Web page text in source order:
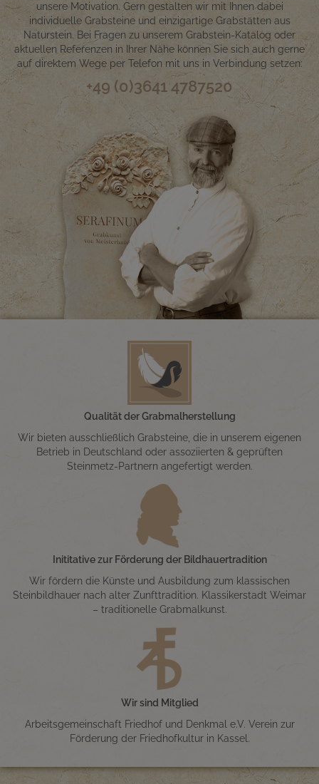
unsere Motivation. Gern gestalten wir mit Ihnen dabei
individuelle Grabsteine und einzigartige Grabstätten aus
Naturstein. Bei Fragen zu unserem Grabstein-Katalog oder
aktuellen Referenzen in Ihrer Nähe können Sie sich auch gerne
auf direktem Wege per Telefon mit uns in Verbindung setzen:
+49 (0)3641 4787520
Qualität der Grabmalherstellung
Wir bieten ausschließlich Grabsteine, die in unserem eigenen
Betrieb in Deutschland oder assoziierten & geprüften
Steinmetz-Partnern angefertigt werden.
Inititative zur Förderung der Bildhauertradition
Wir fördern die Künste und Ausbildung zum klassischen
Steinbildhauer nach alter Zunfttradition. Klassikerstadt Weimar
– traditionelle Grabmalkunst.
Wir sind Mitglied
Arbeitsgemeinschaft Friedhof und Denkmal e.V. Verein zur
Förderung der Friedhofkultur in Kassel.